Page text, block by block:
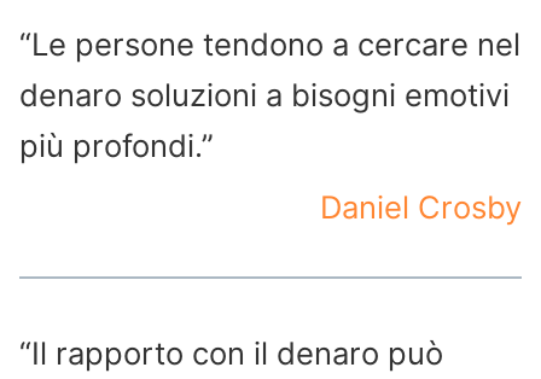
“Le persone tendono a cercare nel
denaro soluzioni a bisogni emotivi
più profondi.”
Daniel Crosby
“Il rapporto con il denaro può